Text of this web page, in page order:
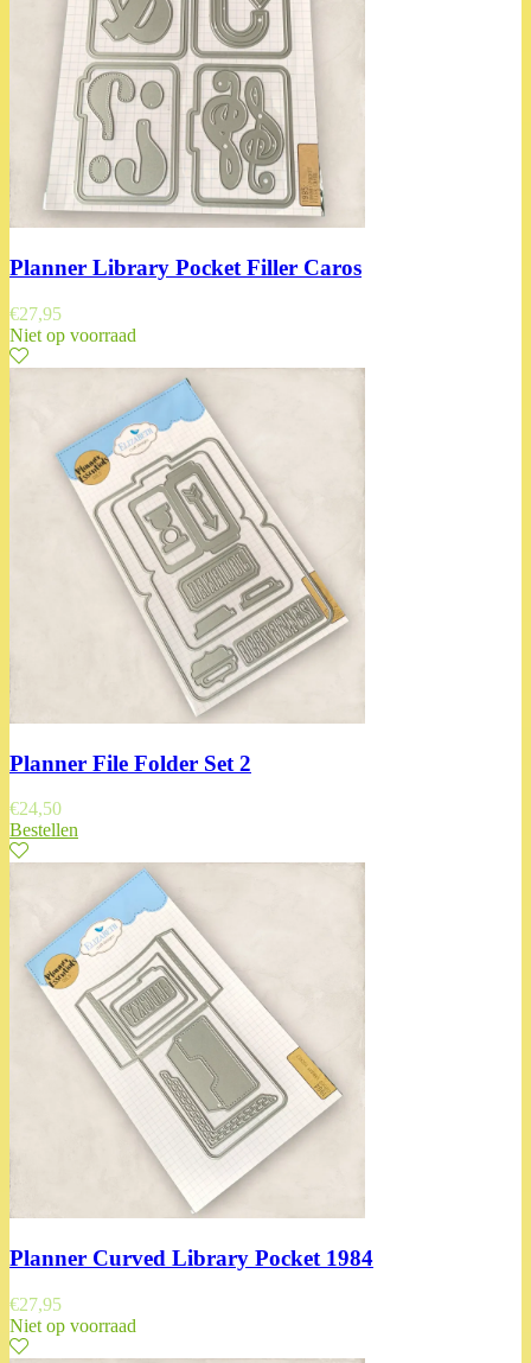
Planner Library Pocket Filler Caros
€27,95
Niet op voorraad
Planner File Folder Set 2
€24,50
Bestellen
Planner Curved Library Pocket 1984
€27,95
Niet op voorraad